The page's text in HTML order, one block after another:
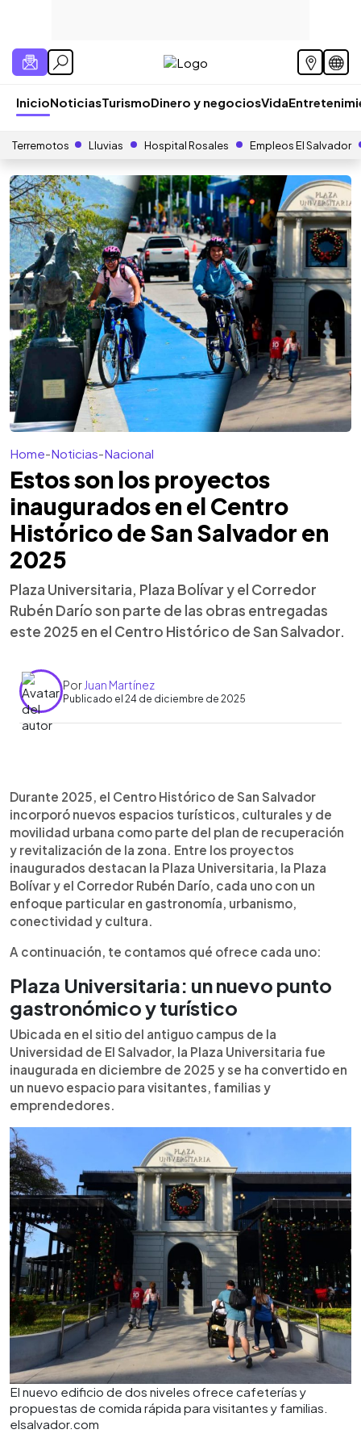
InicioNoticiasTurismoDinero y negociosVida
Terremotos Lluvias Hospital Rosales Empleos El Salvador
Home-Noticias-Nacional
Estos son los proyectos
inaugurados en el Centro
Histórico de San Salvador en
2025
Plaza Universitaria, Plaza Bolívar y el Corredor
Rubén Darío son parte de las obras entregadas
este 2025 en el Centro Histórico de San Salvador.
Por Juan Martínez
Publicado el 24 de diciembre de 2025
► Escuchar artículo
En 2025, el Centro Histórico de San Salvador
incorporó tres proyectos clave: la Plaza
Universitaria, la Plaza Bolívar y el Corredor Rubén
Darío. La Plaza Universitaria, construida en el
antiguo campus de la UES, ofrece gastronomía,
áreas verdes y un carrusel infantil. La Plaza Bolívar
fue reabierta tras cinco años con nuevo diseño
urbano y reubicación del monumento de Simón
Bolívar. Por su parte, el Corredor Rubén Darío fue
renovado con adoquines, cableado subterráneo,
iluminación moderna y una ciclovía de 2 km. Estas
obras forman parte de la revitalización del centro
capitalino como espacio turístico, cultural y
peatonal.
Durante 2025, el Centro Histórico de San Salvador
incorporó nuevos espacios turísticos, culturales y de
movilidad urbana como parte del plan de recuperación
y revitalización de la zona. Entre los proyectos
inaugurados destacan la Plaza Universitaria, la Plaza
Bolívar y el Corredor Rubén Darío, cada uno con un
enfoque particular en gastronomía, urbanismo,
conectividad y cultura.
A continuación, te contamos qué ofrece cada uno:
Plaza Universitaria: un nuevo punto
gastronómico y turístico
Ubicada en el sitio del antiguo campus de la
Universidad de El Salvador, la Plaza Universitaria fue
inaugurada en diciembre de 2025 y se ha convertido en
un nuevo espacio para visitantes, familias y
emprendedores.
El nuevo edificio de dos niveles ofrece cafeterías y
propuestas de comida rápida para visitantes y familias.
elsalvador.com